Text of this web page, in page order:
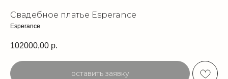
Свадебное платье Esperance
Esperance
102000,00 р.
оставить заявку